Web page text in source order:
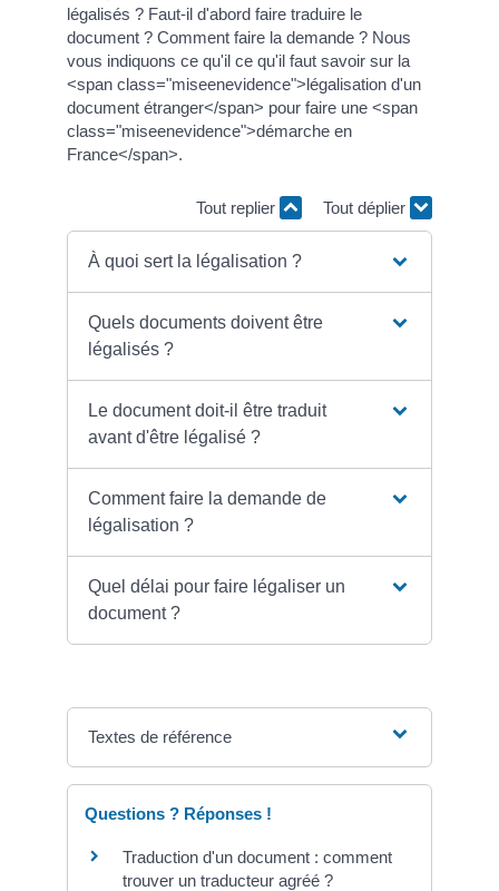
légalisés ? Faut-il d'abord faire traduire le
document ? Comment faire la demande ? Nous
vous indiquons ce qu'il ce qu'il faut savoir sur la
<span class="miseenevidence">légalisation d'un
document étranger</span> pour faire une <span
class="miseenevidence">démarche en
France</span>.
Tout replier Tout déplier
À quoi sert la légalisation ?
Quels documents doivent être
légalisés ?
Le document doit-il être traduit
avant d'être légalisé ?
Comment faire la demande de
légalisation ?
Quel délai pour faire légaliser un
document ?
Textes de référence
Questions ? Réponses !
Traduction d'un document : comment
trouver un traducteur agréé ?